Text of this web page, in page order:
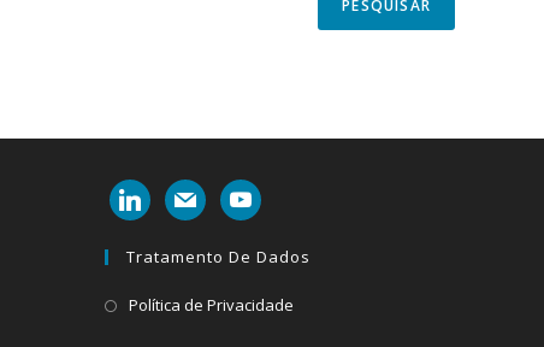
PESQUISAR
linkedinmail youtube
Tratamento De Dados
Política de Privacidade